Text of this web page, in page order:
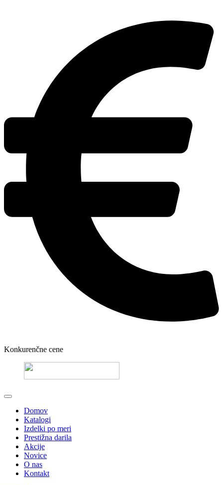
Konkurenčne cene
Domov
Katalogi
Izdelki po meri
Prestižna darila
Akcije
Novice
O nas
Kontakt